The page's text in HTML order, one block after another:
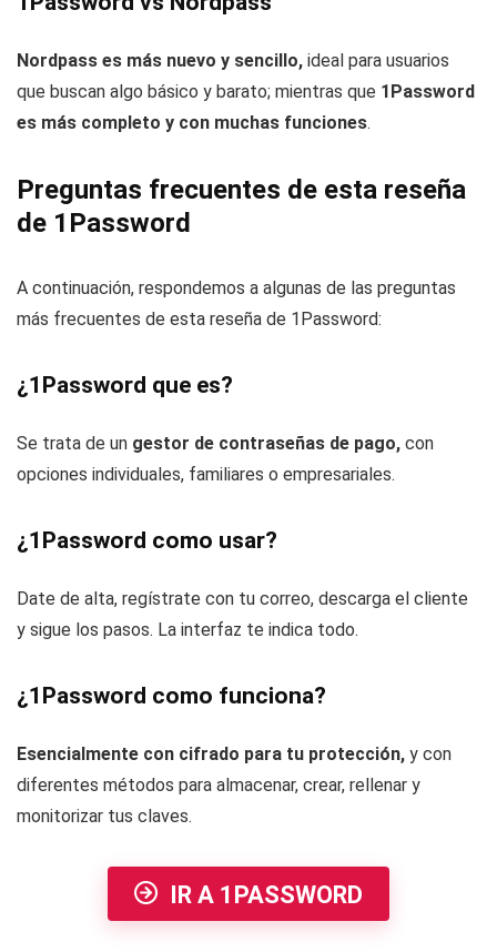
Nordpass es más nuevo y sencillo, ideal para usuarios
que buscan algo básico y barato; mientras que 1Password
es más completo y con muchas funciones.
Preguntas frecuentes de esta reseña
de 1Password
A continuación, respondemos a algunas de las preguntas
más frecuentes de esta reseña de 1Password:
¿1Password que es?
Se trata de un gestor de contraseñas de pago, con
opciones individuales, familiares o empresariales.
¿1Password como usar?
Date de alta, regístrate con tu correo, descarga el cliente
y sigue los pasos. La interfaz te indica todo.
¿1Password como funciona?
Esencialmente con cifrado para tu protección, y con
diferentes métodos para almacenar, crear, rellenar y
monitorizar tus claves.
IR A 1PASSWORD